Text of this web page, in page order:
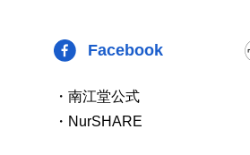
Facebook
・南江堂公式
・NurSHARE